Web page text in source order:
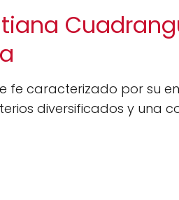
fe caracterizado por su
diversificados y una